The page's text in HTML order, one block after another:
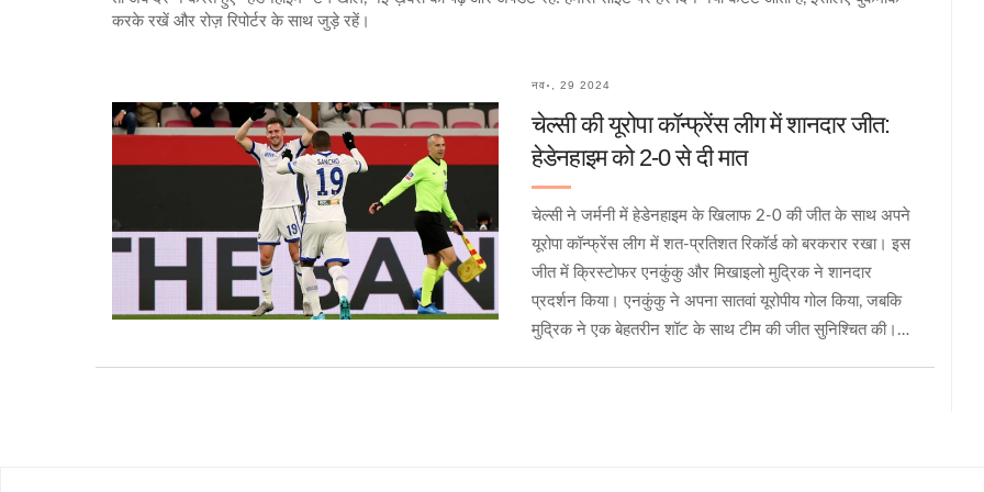
करके रखें और रोज़ रिपोर्टर के साथ जुड़े रहें।
नव॰, 29 2024
चेल्सी की यूरोपा कॉन्फ्रेंस लीग में शानदार जीत:
हेडेनहाइम को 2-0 से दी मात
चेल्सी ने जर्मनी में हेडेनहाइम के खिलाफ 2-0 की जीत के साथ अपने
यूरोपा कॉन्फ्रेंस लीग में शत-प्रतिशत रिकॉर्ड को बरकरार रखा। इस
जीत में क्रिस्टोफर एनकुंकु और मिखाइलो मुद्रिक ने शानदार
प्रदर्शन किया। एनकुंकु ने अपना सातवां यूरोपीय गोल किया, जबकि
मुद्रिक ने एक बेहतरीन शॉट के साथ टीम की जीत सुनिश्चित की।